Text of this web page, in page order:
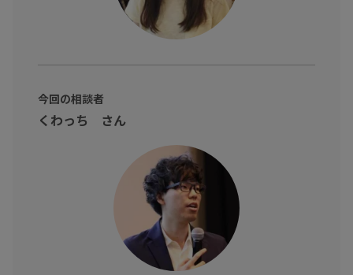
今回の相談者
くわっち さん